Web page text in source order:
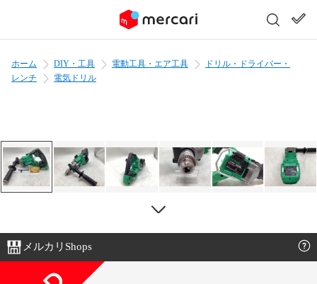
ホーム DIY・工具 電動工具・エア工具
ドリル・ドライバー・
レンチ
電気ドリル
メルカリShops